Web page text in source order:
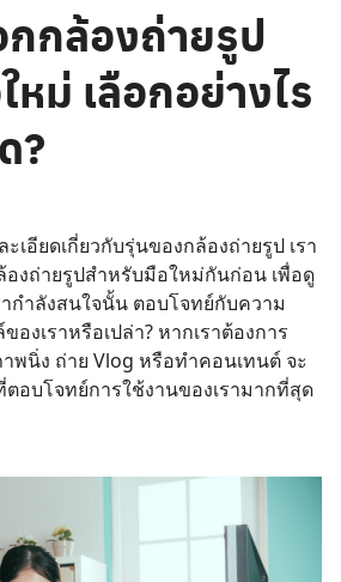
กกล้องถ่ายรูป
ม่ เลือกอย่างไร
?
เอียดเกี่ยวกับรุ่นของกล้องถ่ายรูป เรา
องถ่ายรูปสำหรับมือใหม่กันก่อน เพื่อดู
กำลังสนใจนั้น ตอบโจทย์กับความ
องเราหรือเปล่า? หากเราต้องการ
พนิ่ง ถ่าย Vlog หรือทำคอนเทนต์ จะ
ตอบโจทย์การใช้งานของเรามากที่สุด